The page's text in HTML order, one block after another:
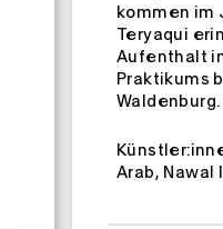
kommen im
Teryaqui
Aufenthalt
Praktikums
Waldenburg.
Arab
Nawal